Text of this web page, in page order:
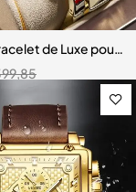
de luxe
de Luxe pour